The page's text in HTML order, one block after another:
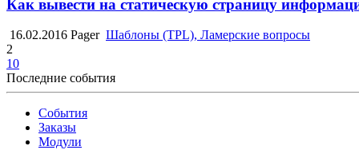
Как вывести на статическую страницу
16.02.2016 Pager Шаблоны (TPL), Ламерские вопросы
2
10
Последние события
События
Заказы
Модули